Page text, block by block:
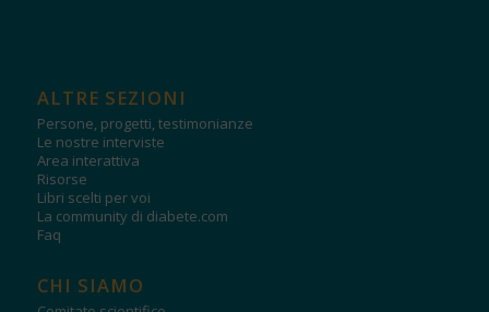
ALTRE SEZIONI
Persone, progetti, testimonianze
Le nostre interviste
Area interattiva
Risorse
Libri scelti per voi
La community di diabete.com
Faq
CHI SIAMO